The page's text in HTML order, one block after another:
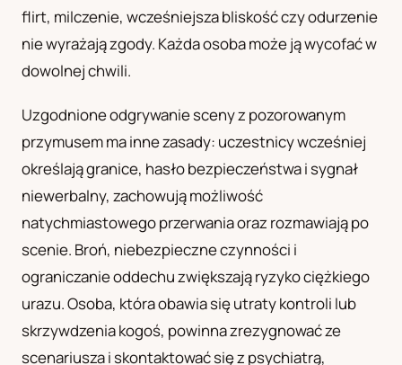
flirt, milczenie, wcześniejsza bliskość czy odurzenie
nie wyrażają zgody. Każda osoba może ją wycofać w
dowolnej chwili.
Uzgodnione odgrywanie sceny z pozorowanym
przymusem ma inne zasady: uczestnicy wcześniej
określają granice, hasło bezpieczeństwa i sygnał
niewerbalny, zachowują możliwość
natychmiastowego przerwania oraz rozmawiają po
scenie. Broń, niebezpieczne czynności i
ograniczanie oddechu zwiększają ryzyko ciężkiego
urazu. Osoba, która obawia się utraty kontroli lub
skrzywdzenia kogoś, powinna zrezygnować ze
scenariusza i skontaktować się z psychiatrą,